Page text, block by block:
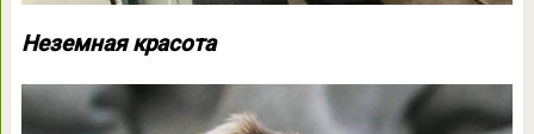
Неземная красота